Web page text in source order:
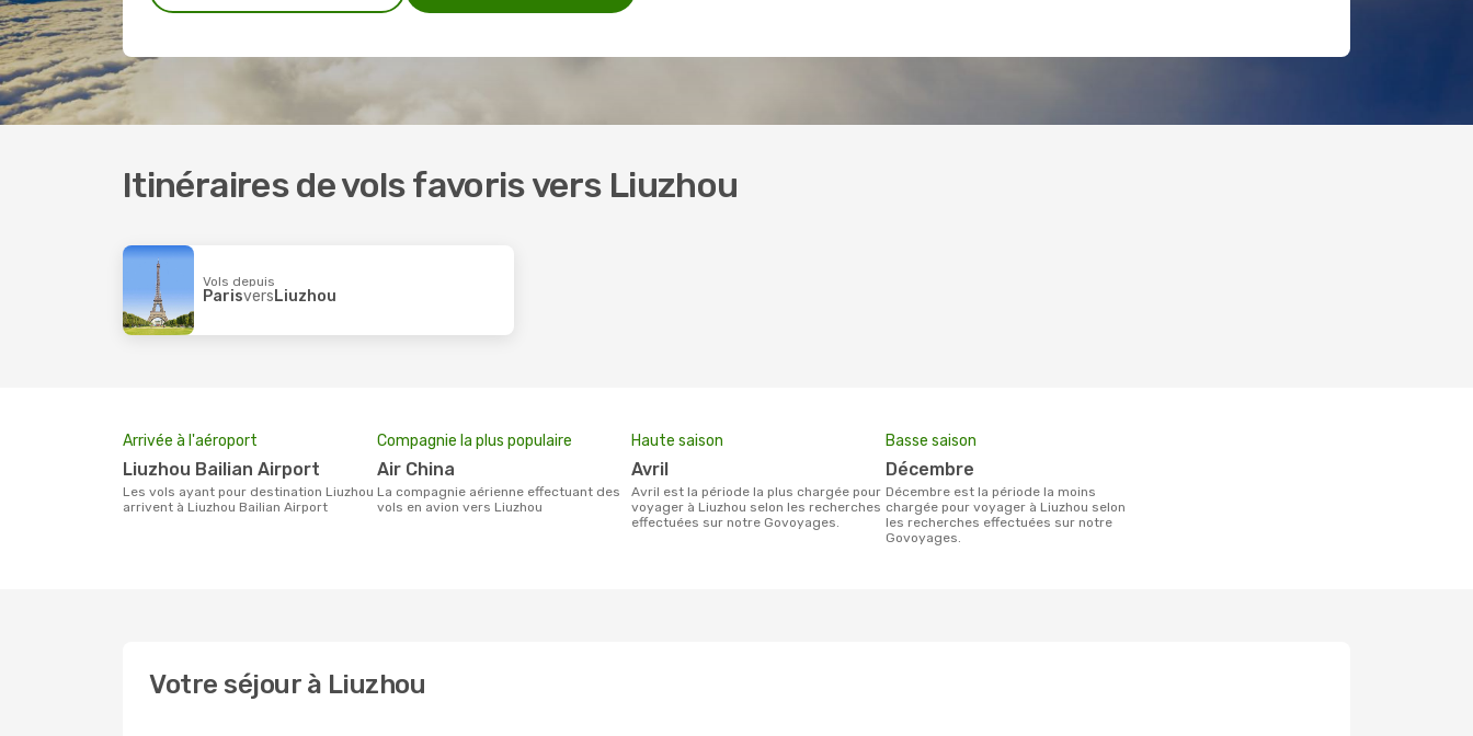
Itinéraires de vols favoris vers Liuzhou
Vols depuis
ParisversLiuzhou
Arrivée à l'aéroport
Liuzhou Bailian Airport
Les vols ayant pour destination Liuzhou
arrivent à Liuzhou Bailian Airport
Compagnie la plus populaire
Air China
La compagnie aérienne effectuant des
vols en avion vers Liuzhou
Haute saison
avril
avril est la période la plus chargée pour
voyager à Liuzhou selon les recherches
effectuées sur notre Govoyages.
Basse saison
décembre
décembre est la période la moins
chargée pour voyager à Liuzhou selon
les recherches effectuées sur notre
Govoyages.
Votre séjour à Liuzhou